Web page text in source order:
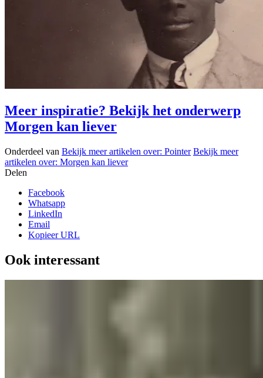
Meer inspiratie? Bekijk het onderwerp
Morgen kan liever
Onderdeel van Bekijk meer artikelen over: Pointer Bekijk meer
artikelen over: Morgen kan liever
Delen
Facebook
Whatsapp
LinkedIn
Email
Kopieer URL
Ook interessant